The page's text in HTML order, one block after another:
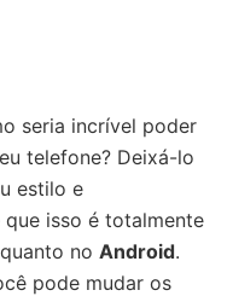
seria incrível poder
telefone? Deixá-lo
estilo e
isso é totalmente
quanto no Android.
pode mudar os